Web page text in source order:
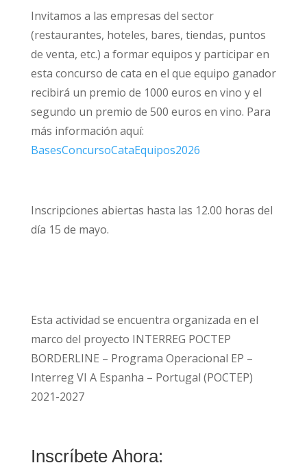
Invitamos a las empresas del sector
(restaurantes, hoteles, bares, tiendas, puntos
de venta, etc.) a formar equipos y participar en
esta concurso de cata en el que equipo ganador
recibirá un premio de 1000 euros en vino y el
segundo un premio de 500 euros en vino. Para
más información aquí:
BasesConcursoCataEquipos2026
Inscripciones abiertas hasta las 12.00 horas del
día 15 de mayo.
Esta actividad se encuentra organizada en el
marco del proyecto INTERREG POCTEP
BORDERLINE – Programa Operacional EP –
Interreg VI A Espanha – Portugal (POCTEP)
2021-2027
Inscríbete Ahora: